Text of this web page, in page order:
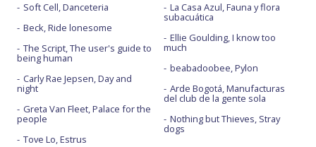
Soft Cell, Danceteria
Beck, Ride lonesome
The Script, The user's guide to
being human
Carly Rae Jepsen, Day and
night
Greta Van Fleet, Palace for the
people
Tove Lo, Estrus
La Casa Azul, Fauna y flora
subacuática
Ellie Goulding, I know too
much
beabadoobee, Pylon
Arde Bogotá, Manufacturas
del club de la gente sola
Nothing but Thieves, Stray
dogs